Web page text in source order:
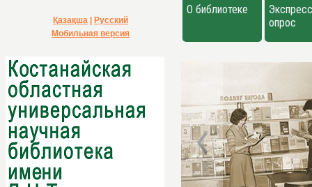
Қазақша
Русский
Мобильная версия
О библиотеке
опрос